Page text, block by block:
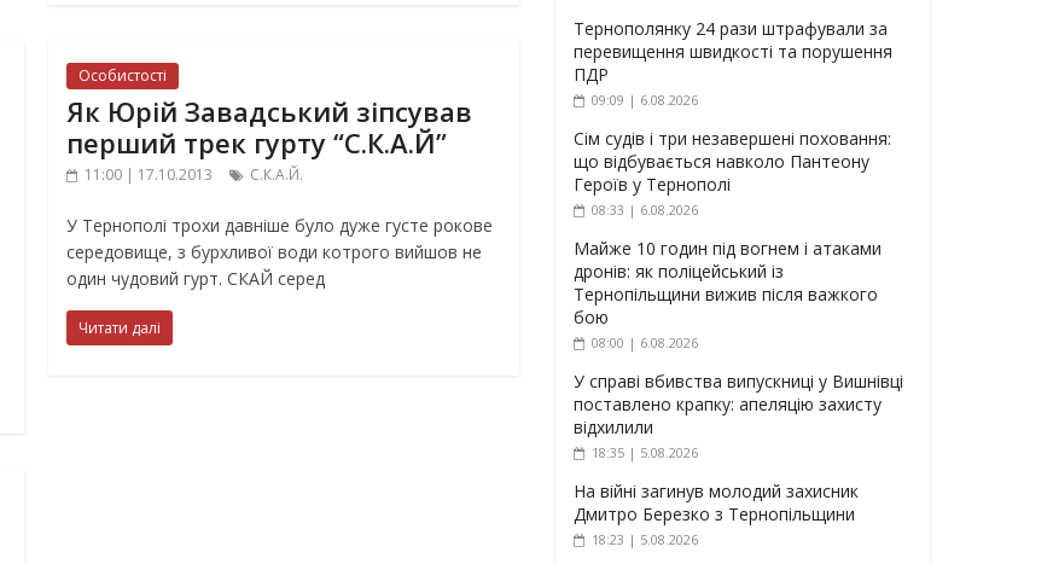
Особистості
Як Юрій Завадський зіпсував
перший трек гурту “С.К.А.Й”
11:00 | 17.10.2013 С.К.А.Й.
У Тернополі трохи давніше було дуже густе рокове
середовище, з бурхливої води котрого вийшов не
один чудовий гурт. СКАЙ серед
Читати далі
Тернополянку 24 рази штрафували за
перевищення швидкості та порушення
ПДР
09:09 | 6.08.2026
Сім судів і три незавершені поховання:
що відбувається навколо Пантеону
Героїв у Тернополі
08:33 | 6.08.2026
Майже 10 годин під вогнем і атаками
дронів: як поліцейський із
Тернопільщини вижив після важкого
бою
08:00 | 6.08.2026
У справі вбивства випускниці у Вишнівці
поставлено крапку: апеляцію захисту
відхилили
18:35 | 5.08.2026
На війні загинув молодий захисник
Дмитро Березко з Тернопільщини
18:23 | 5.08.2026